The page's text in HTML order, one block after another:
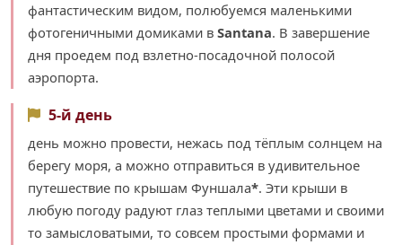
фантастическим видом, полюбуемся маленькими
фотогеничными домиками в Santana. В завершение
дня проедем под взлетно-посадочной полосой
аэропорта.
5-й день
день можно провести, нежась под тёплым солнцем на
берегу моря, а можно отправиться в удивительное
путешествие по крышам Фуншала*. Эти крыши в
любую погоду радуют глаз теплыми цветами и своими
то замысловатыми, то совсем простыми формами и